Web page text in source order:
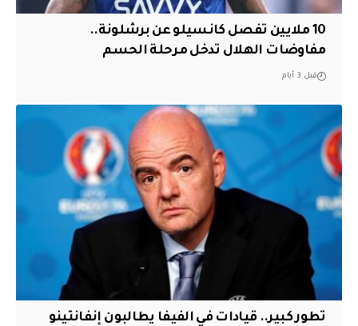
10 ملايين تفصل كانسيلو عن برشلونة..
مفاوضات الهلال تدخل مرحلة الحسم
قبل 3 أيام
تطور كبير.. قيادات في الفيفا يطالبون إنفانتينو